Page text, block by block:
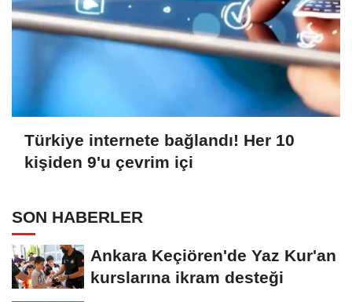
Türkiye internete bağlandı! Her 10
kişiden 9'u çevrim içi
SON HABERLER
Ankara Keçiören'de Yaz Kur'an
kurslarına ikram desteği